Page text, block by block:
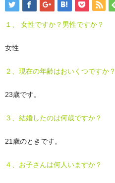
１、 女性ですか？男性ですか？
女性
２、現在の年齢はおいくつですか？
23歳です。
３、結婚したのは何歳ですか？
21歳のときです。
４、お子さんは何人いますか？